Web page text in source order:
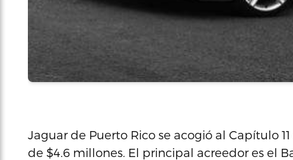
Jaguar de Puerto Rico se acogió al Capítulo
de $4.6 millones. El principal acreedor es el